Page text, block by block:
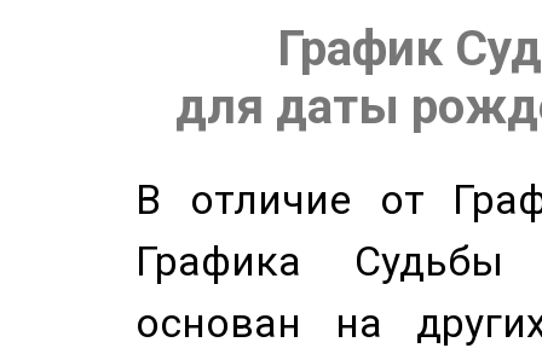
График
для даты
В отличие от
Графика
основан на